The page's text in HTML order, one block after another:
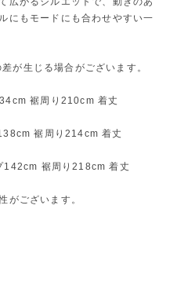
にもモードにも合わせやすい一
が生じる場合がございます。
裾周り210cm 着丈
裾周り214cm 着丈
142cm 裾周り218cm 着丈
がございます。